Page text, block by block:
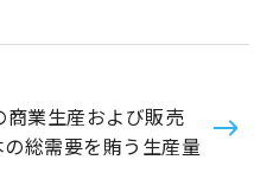
業生産および販売
総需要を賄う生産量